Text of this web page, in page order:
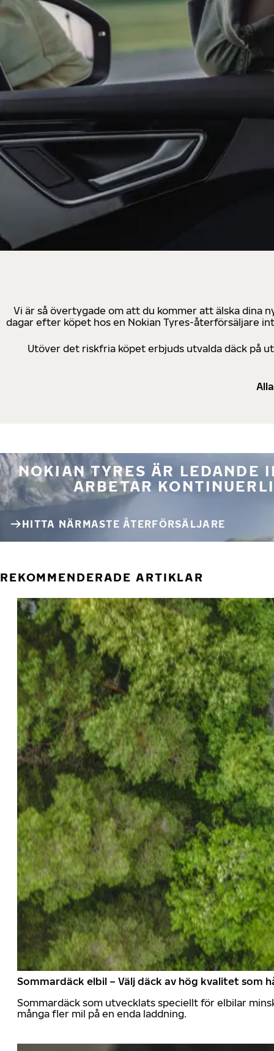
Vi är så övertygade om att du kommer att älska dina
dagar efter köpet hos en Nokian Tyres-återförsäljare
Utöver det riskfria köpet erbjuds utvalda däck på
NOKIAN TYRES ÄR LEDANDE
ARBETAR
HITTA NÄRMASTE ÅTERFÖRSÄLJARE
REKOMMENDERADE ARTIKLAR
Sommardäck elbil – Välj däck av hög kvalitet som
Sommardäck som utvecklats speciellt för elbilar
många fler mil på en enda laddning.